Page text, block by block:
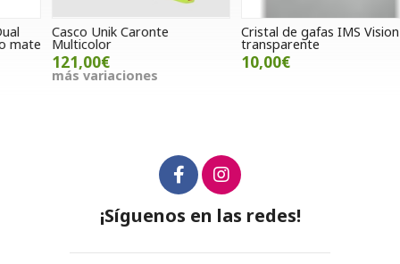
Casco Unik Caronte
Multicolor
121,00€
más variaciones
Cristal de gafas IMS Vision
transparente
10,00€
¡Síguenos en las redes!